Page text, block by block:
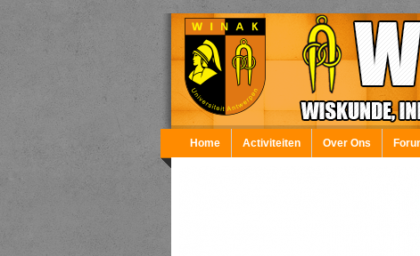
Overslaan en naar de inhoud gaan
Home Activiteiten Over Ons